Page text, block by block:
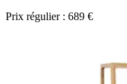
Prix régulier : 689 €